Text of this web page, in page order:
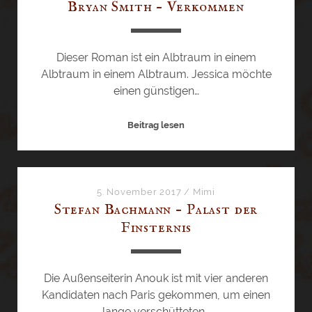
Bryan Smith – Verkommen
Dieser Roman ist ein Albtraum in einem
Albtraum in einem Albtraum. Jessica möchte
einen günstigen…
Beitrag lesen
n
S
m
h
–
V
5. November 2017 / Mimi
Stefan Bachmann – Palast der
Finsternis
Die Außenseiterin Anouk ist mit vier anderen
Kandidaten nach Paris gekommen, um einen